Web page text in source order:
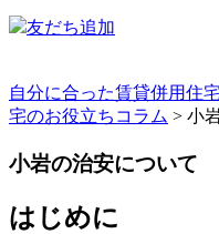
友だち追加
自分に合った賃貸併用住
宅のお役立ちコラム > 小
小岩の治安について
はじめに